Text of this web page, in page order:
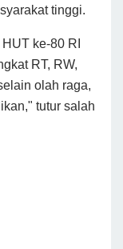
tinggi.
ke-80 RI
RT, RW,
olah raga,
tutur salah